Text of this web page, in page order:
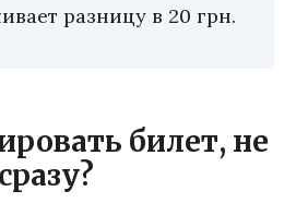
разницу в 20 грн.
билет, не